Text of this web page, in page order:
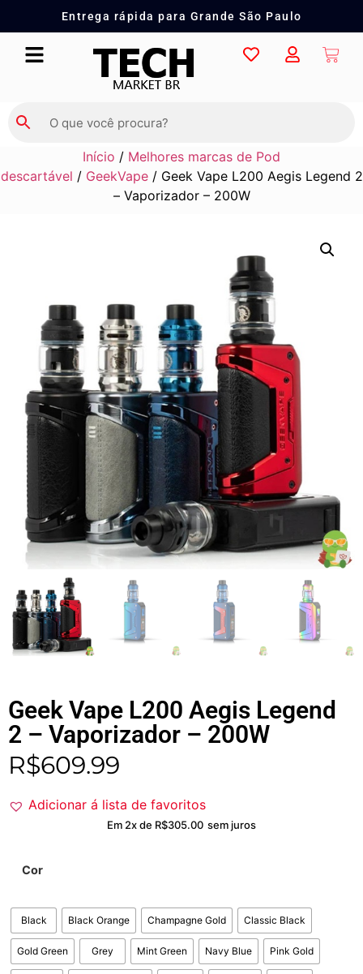
Entrega rápida para Grande São Paulo
Início / Melhores marcas de Pod
descartável / GeekVape/ Geek Vape L200 Aegis Legend 2
– Vaporizador – 200W
Geek Vape L200 Aegis Legend
2 – Vaporizador – 200W
R$609.99
Adicionar á lista de favoritos
Em 2x de R$305.00 sem juros
Cor
Black Black Orange Champagne Gold Classic Black
Gold Green Grey Mint Green Navy Blue Pink Gold